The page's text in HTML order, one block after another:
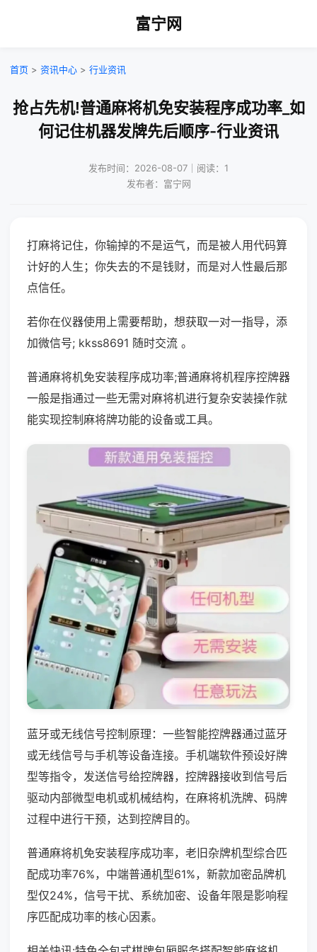
富宁网
首页 > 资讯中心 > 行业资讯
抢占先机!普通麻将机免安装程序成功率_如
何记住机器发牌先后顺序-行业资讯
发布时间：2026-08-07｜阅读：1
发布者：富宁网
打麻将记住，你输掉的不是运气，而是被人用代码算
计好的人生；你失去的不是钱财，而是对人性最后那
点信任。
若你在仪器使用上需要帮助，想获取一对一指导，添
加微信号; kkss8691 随时交流 。
普通麻将机免安装程序成功率;普通麻将机程序控牌器
一般是指通过一些无需对麻将机进行复杂安装操作就
能实现控制麻将牌功能的设备或工具。
蓝牙或无线信号控制原理：一些智能控牌器通过蓝牙
或无线信号与手机等设备连接。手机端软件预设好牌
型等指令，发送信号给控牌器，控牌器接收到信号后
驱动内部微型电机或机械结构，在麻将机洗牌、码牌
过程中进行干预，达到控牌目的。
普通麻将机免安装程序成功率，老旧杂牌机型综合匹
配成功率76%，中端普通机型61%，新款加密品牌机
型仅24%，信号干扰、系统加密、设备年限是影响程
序匹配成功率的核心因素。